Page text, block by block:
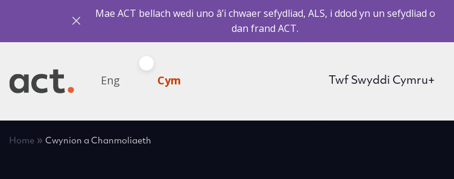
Mae ACT bellach wedi uno â’i chwaer sefydliad, ALS, i ddod yn un sefydliad o
dan frand ACT.
Eng Cym Twf Swyddi Cymru+
Home » Cwynion a Chanmoliaeth